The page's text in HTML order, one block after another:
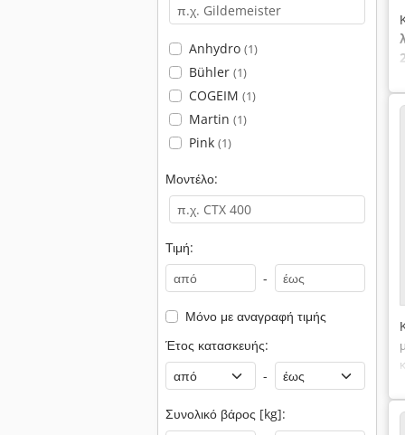
Anhydro (1)
Bühler (1)
COGEIM (1)
Martin (1)
Pink (1)
Μοντέλο:
Τιμή:
-
Μόνο με αναγραφή τιμής
Έτος κατασκευής:
-
Συνολικό βάρος [kg]: